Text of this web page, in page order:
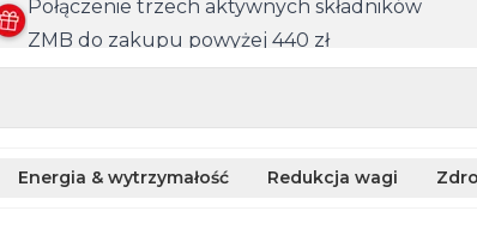
Połączenie trzech aktywnych składników
ZMB do zakupu powyżej 440 zł
Energia & wytrzymałość Redukcja wagi